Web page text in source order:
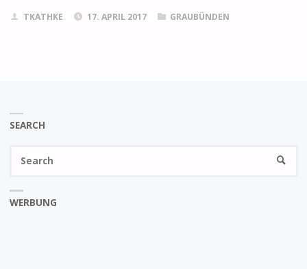
TKATHKE 17. APRIL 2017 GRAUBÜNDEN
SEARCH
WERBUNG